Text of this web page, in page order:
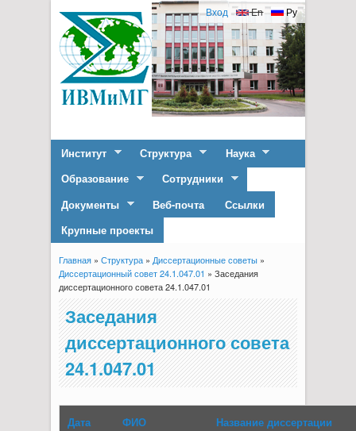
Ру
En
Вход
Институт Структура
Наука
Образование
Сотрудники
Документы
Веб-почта
Ссылки
Крупные проекты
Вы здесь
Главная» Структура» Диссертационные советы»
Диссертационный совет 24.1.047.01 » Заседания
диссертационного совета 24.1.047.01
Заседания
диссертационного совета
24.1.047.01
Дата
ФИО
Название диссертации